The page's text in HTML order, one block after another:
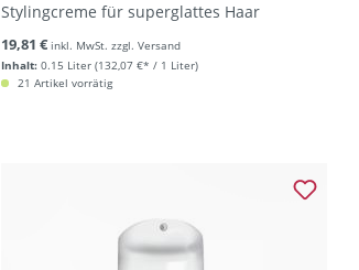
Stylingcreme für superglattes Haar
Inhalt: 0.15 Liter (132,07 €* / 1 Liter)
19,81 € inkl. MwSt. zzgl. Versand
21 Artikel vorrätig